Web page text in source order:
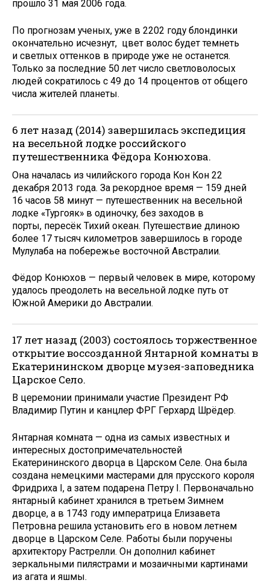
прошло 31 мая 2006 года.
По прогнозам ученых, уже в 2202 году блондинки
окончательно исчезнут, цвет волос будет темнеть
и светлых оттенков в природе уже не останется.
Только за последние 50 лет число светловолосых
людей сократилось с 49 до 14 процентов от общего
числа жителей планеты.
6 лет назад (2014) завершилась экспедиция
на весельной лодке российского
путешественника Фёдора Конюхова.
Она началась из чилийского города Кон Кон 22
декабря 2013 года. За рекордное время — 159 дней
16 часов 58 минут — путешественник на весельной
лодке «Тургояк» в одиночку, без заходов в
порты, пересёк Тихий океан. Путешествие длиною
более 17 тысяч километров завершилось в городе
Мулулаба на побережье восточной Австралии.
Фёдор Конюхов — первый человек в мире, которому
удалось преодолеть на весельной лодке путь от
Южной Америки до Австралии.
17 лет назад (2003) состоялось торжественное
открытие воссозданной Янтарной комнаты в
Екатерининском дворце музея-заповедника
Царское Село.
В церемонии принимали участие Президент РФ
Владимир Путин и канцлер ФРГ Герхард Шрёдер.
Янтарная комната — одна из самых известных и
интересных достопримечательностей
Екатерининского дворца в Царском Селе. Она была
создана немецкими мастерами для прусского короля
Фридриха I, а затем подарена Петру I. Первоначально
янтарный кабинет хранился в третьем Зимнем
дворце, а в 1743 году императрица Елизавета
Петровна решила установить его в новом летнем
дворце в Царском Селе. Работы были поручены
архитектору Растрелли. Он дополнил кабинет
зеркальными пилястрами и мозаичными картинами
из агата и яшмы.